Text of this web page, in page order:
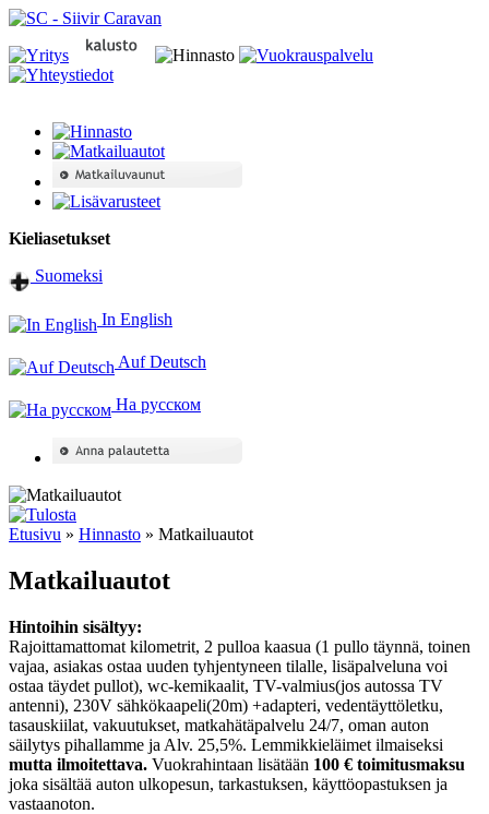
Kieliasetukset
Suomeksi
In English
Auf Deutsch
На русском
Etusivu » Hinnasto » Matkailuautot
Matkailuautot
Hintoihin sisältyy:
Rajoittamattomat kilometrit, 2 pulloa kaasua (1 pullo täynnä, toinen
vajaa, asiakas ostaa uuden tyhjentyneen tilalle, lisäpalveluna voi
ostaa täydet pullot), wc-kemikaalit, TV-valmius(jos autossa TV
antenni), 230V sähkökaapeli(20m) +adapteri, vedentäyttöletku,
tasauskiilat, vakuutukset, matkahätäpalvelu 24/7, oman auton
säilytys pihallamme ja Alv. 25,5%. Lemmikkieläimet ilmaiseksi
mutta ilmoitettava. Vuokrahintaan lisätään 100 € toimitusmaksu
joka sisältää auton ulkopesun, tarkastuksen, käyttöopastuksen ja
vastaanoton.